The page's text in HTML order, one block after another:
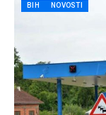
BIH NOVOSTI